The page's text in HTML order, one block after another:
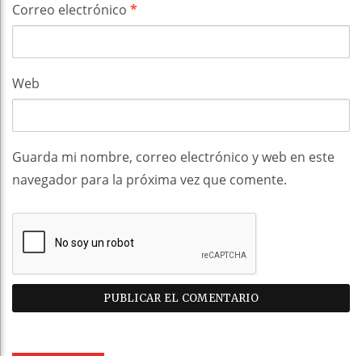
Correo electrónico *
Web
Guarda mi nombre, correo electrónico y web en este
navegador para la próxima vez que comente.